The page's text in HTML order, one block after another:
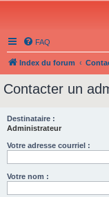
FAQ
Index du forum
Contacter un
Destinataire :
Administrateur
Votre adresse courriel :
Votre nom :